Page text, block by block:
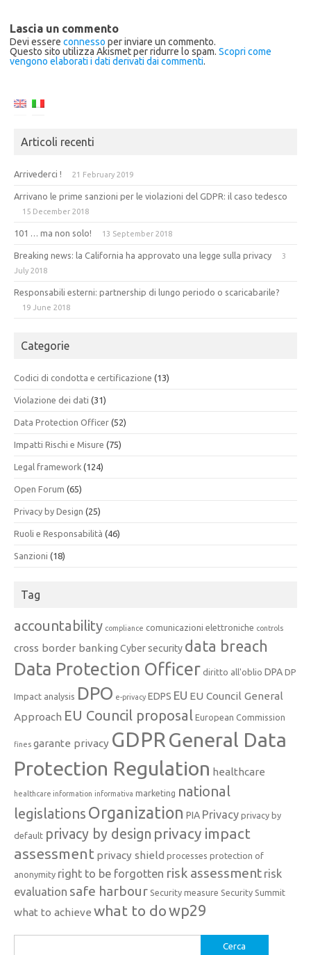
Lascia un commento
Devi essere connesso per inviare un commento.
Questo sito utilizza Akismet per ridurre lo spam. Scopri come
vengono elaborati i dati derivati dai commenti.
Articoli recenti
Arrivederci ! 21 February 2019
Arrivano le prime sanzioni per le violazioni del GDPR: il caso tedesco
15 December 2018
101 … ma non solo! 13 September 2018
Breaking news: la California ha approvato una legge sulla privacy
3
July 2018
Responsabili esterni: partnership di lungo periodo o scaricabarile?
19 June 2018
Categorie
Codici di condotta e certificazione (13)
Violazione dei dati (31)
Data Protection Officer (52)
Impatti Rischi e Misure (75)
Legal framework (124)
Open Forum (65)
Privacy by Design (25)
Ruoli e Responsabilità (46)
Sanzioni (18)
Tag
accountability compliance comunicazioni elettroniche controls
cross border banking Cyber security data breach
Data Protection Officer diritto all'oblio DPA DP
Impact analysis DPO e-privacy EDPS EU EU Council General
Approach EU Council proposal European Commission
fines garante privacy GDPRGeneral Data
Protection Regulation healthcare
healthcare information informativa marketing national
legislations Organization PIA Privacy privacy by
default privacy by design privacy impact
assessment privacy shield processes protection of
anonymity right to be forgotten risk assessment risk
evaluation safe harbour Security measure Security Summit
what to achieve what to dowp29